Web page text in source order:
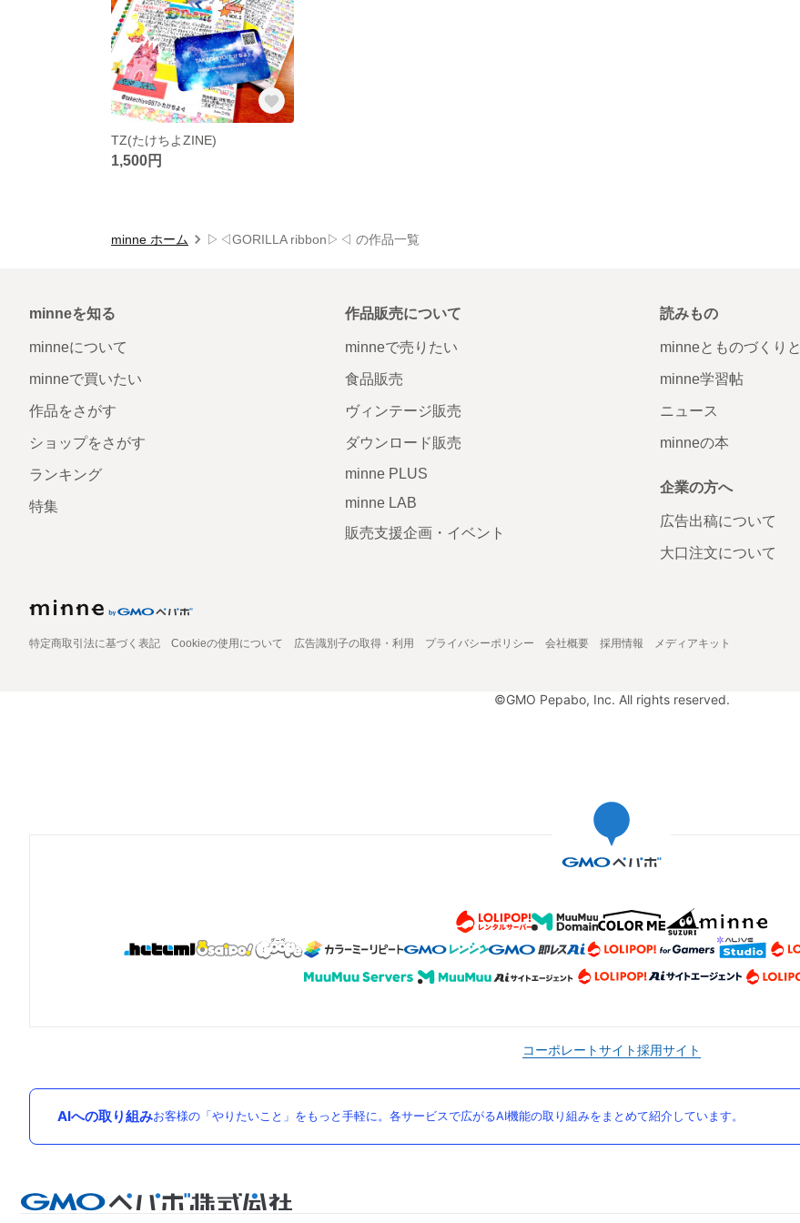
TZ(たけちよZINE)
1,500円
minne ホーム ▷◁GORILLA ribbon▷◁ の作品一覧
minneを知る
minneについて
minneで買いたい
作品をさがす
ショップをさがす
ランキング
特集
作品販売について
minneで売りたい
食品販売
ヴィンテージ販売
ダウンロード販売
minne PLUS
minne LAB
販売支援企画・イベント
読みもの
minneとものづくりと
minne学習帖
ニュース
minneの本
企業の方へ
広告出稿について
大口注文について
特定商取引法に基づく表記 Cookieの使用について 広告識別子の取得・利用 プライバシーポリシー 会社概要 採用情報 メディアキット
©GMO Pepabo, Inc. All rights reserved.
コーポレートサイト採用サイト
AIへの取り組みお客様の「やりたいこと」をもっと手軽に。各サービスで広がるAI機能の取り組みをまとめて紹介しています。